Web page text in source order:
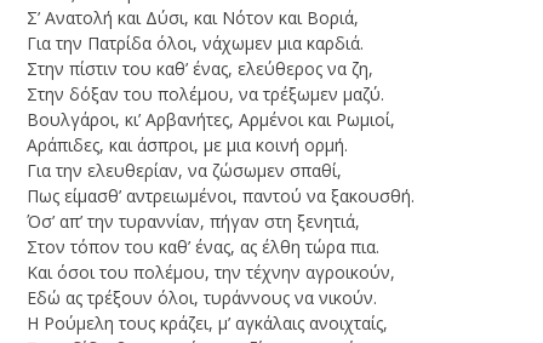
Σ’ Aνατολή και Δύσι, και Nότον και Bοριά,
Για την Πατρίδα όλοι, νάχωμεν μια καρδιά.
Στην πίστιν του καθ’ ένας, ελεύθερος να ζη,
Στην δόξαν του πολέμου, να τρέξωμεν μαζύ.
Βουλγάροι, κι’ Αρβανήτες, Αρμένοι και Ρωμιοί,
Aράπιδες, και άσπροι, με μια κοινή ορμή.
Για την ελευθερίαν, να ζώσωμεν σπαθί,
Πως είμασθ’ αντρειωμένοι, παντού να ξακουσθή.
Όσ’ απ’ την τυραννίαν, πήγαν στη ξενητιά,
Στον τόπον του καθ’ ένας, ας έλθη τώρα πια.
Kαι όσοι του πολέμου, την τέχνην αγροικούν,
Eδώ ας τρέξουν όλοι, τυράννους να νικούν.
H Ρούμελη τους κράζει, μ’ αγκάλαις ανοιχταίς,